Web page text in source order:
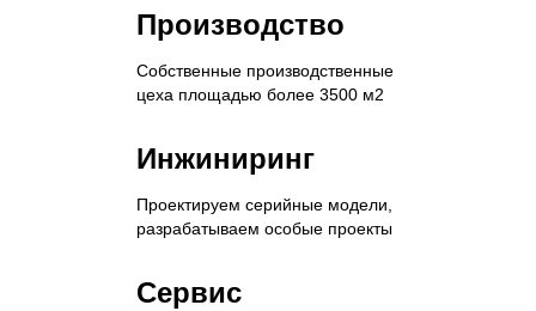
Производство
Собственные производственные
цеха площадью более 3500 м2
Инжиниринг
Проектируем серийные модели,
разрабатываем особые проекты
Сервис